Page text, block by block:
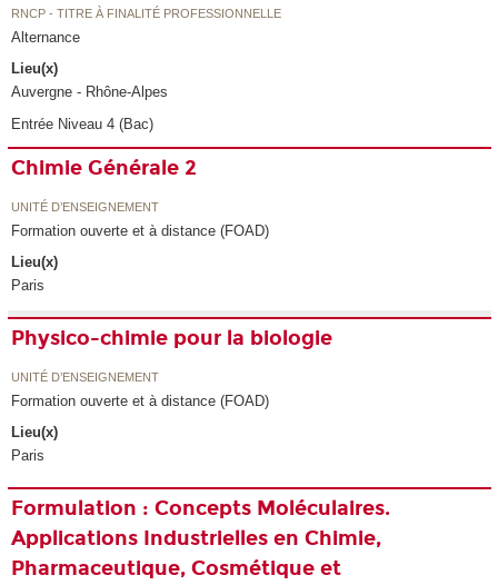
RNCP - TITRE À FINALITÉ PROFESSIONNELLE
Alternance
Lieu(x)
Auvergne - Rhône-Alpes
Entrée Niveau 4 (Bac)
Chimie Générale 2
UNITÉ D’ENSEIGNEMENT
Formation ouverte et à distance (FOAD)
Lieu(x)
Paris
Physico-chimie pour la biologie
UNITÉ D’ENSEIGNEMENT
Formation ouverte et à distance (FOAD)
Lieu(x)
Paris
Formulation : Concepts Moléculaires.
Applications Industrielles en Chimie,
Pharmaceutique, Cosmétique et